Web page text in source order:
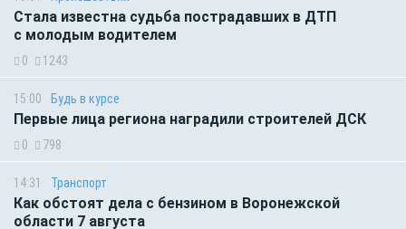
Стала известна судьба пострадавших в ДТП
с молодым водителем
0 1243
15:00 Будь в курсе
Первые лица региона наградили строителей ДСК
0 798
14:31 Транспорт
Как обстоят дела с бензином в Воронежской
области 7 августа